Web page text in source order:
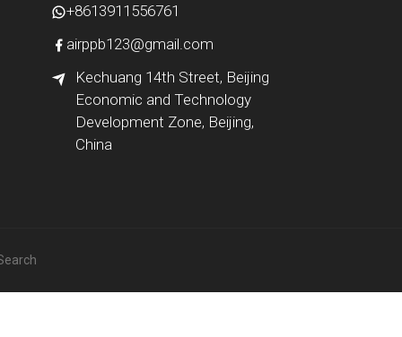
+8613911556761
airppb123@gmail.com
Kechuang 14th Street, Beijing
Economic and Technology
Development Zone, Beijing,
China